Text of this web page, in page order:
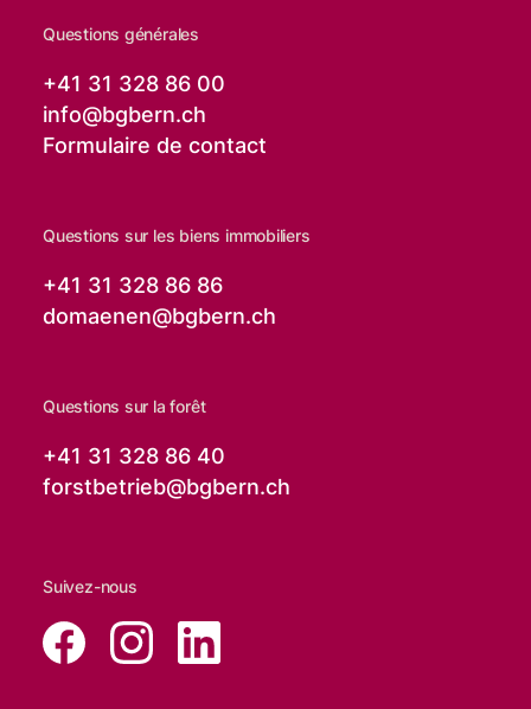
Questions générales
+41 31 328 86 00
info@bgbern.ch
Formulaire de contact
Questions sur les biens immobiliers
+41 31 328 86 86
domaenen@bgbern.ch
Questions sur la forêt
+41 31 328 86 40
forstbetrieb@bgbern.ch
Suivez-nous